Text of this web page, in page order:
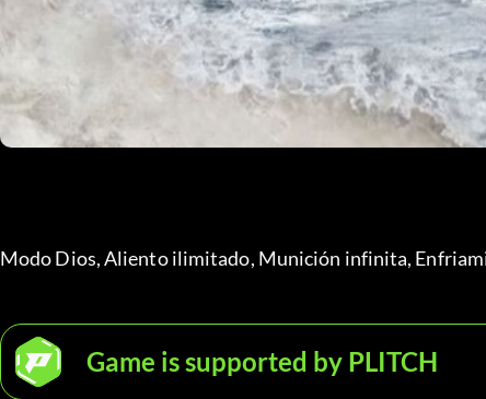
Modo Dios, Aliento ilimitado, Munición infinita,
Game is supported by PLITCH